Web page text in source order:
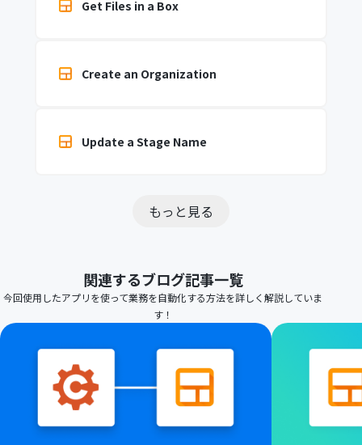
Get Files in a Box
Create an Organization
Update a Stage Name
もっと見る
関連するブログ記事一覧
今回使用したアプリを使って業務を自動化する方法を詳しく解説していま
す！